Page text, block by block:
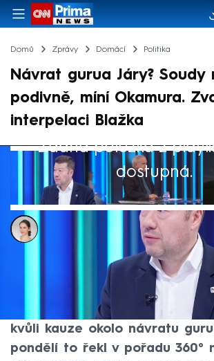
Domů Zprávy Domácí Politika
Návrat gurua Járy? Soudy
podivně, míní Okamura.
interpelaci Blažka
Žádná položka z
dostupná.
Ivana Syrovátková
29. dub 2025, 15:21
Předseda SPD Tomio Okamura
že bude na sněmovním plénu
ministra spravedlnosti Pavla
kvůli kauze okolo návratu
pondělí to řekl v pořadu 360°